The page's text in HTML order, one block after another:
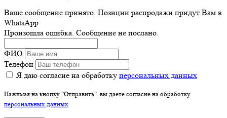
Ваше сообщение принято. Позиции распродажи придут Вам в
WhatsApp
Произошла ошибка. Сообщение не послано.
ФИО
Телефон
Я даю согласие на обработку персональных данных
Нажимая на кнопку "Отправить", вы даете согласие на обработку
персональных данных